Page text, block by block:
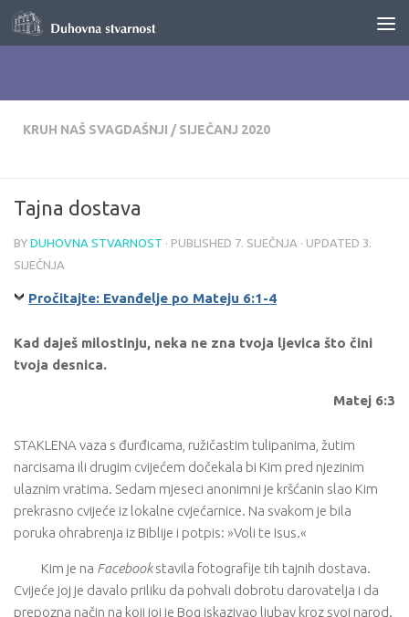
Skip to content
KRUH NAŠ SVAGDAŠNJI / SIJEČANJ 2020
Tajna dostava
BY DUHOVNA STVARNOST · PUBLISHED 7. SIJEČNJA · UPDATED 3.
SIJEČNJA
Pročitajte: Evanđelje po Mateju 6:1-4
Kad daješ milostinju, neka ne zna tvoja ljevica što čini
tvoja desnica.
Matej 6:3
STAKLENA vaza s đurđicama, ružičastim tulipanima, žutim
narcisama ili drugim cvijećem dočekala bi Kim pred njezinim
ulaznim vratima. Sedam mjeseci anonimni je kršćanin slao Kim
prekrasno cvijeće iz lokalne cvjećarnice. Na svakom je bila
poruka ohrabrenja iz Biblije i potpis: »Voli te Isus.«
Kim je na Facebookstavila fotografije tih tajnih dostava.
Cvijeće joj je davalo priliku da pohvali dobrotu darovatelja i da
prepozna način na koji joj je Bog iskazivao ljubav kroz svoj narod.